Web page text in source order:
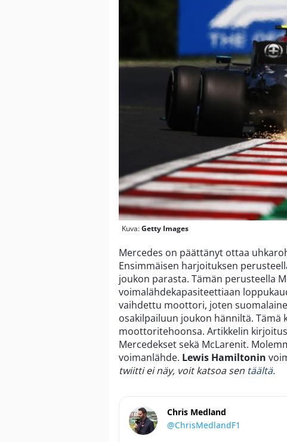
Kuva:Getty Images
Mercedes on päättänyt ottaa
Ensimmäisen harjoituksen
joukon parasta. Tämän perusteella
voimalähdekapasiteettiaan
vaihdettu moottori, joten
osakilpailuun joukon hänniltä.
moottoritehoonsa. Artikkelin
Mercedekset sekä McLarenit.
voimanlähde. Lewis Hamiltonin
twiitti ei näy, voit katsoa sen täältä.
Chris Medland
@ChrisMedlandF1